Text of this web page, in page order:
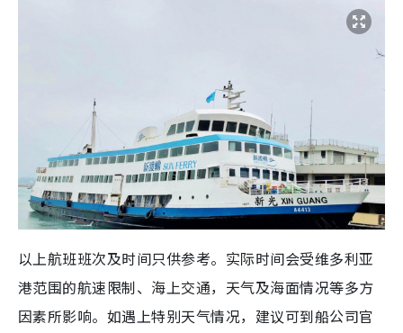
以上航班班次及时间只供参考。实际时间会受维多利亚
港范围的航速限制、海上交通，天气及海面情况等多方
因素所影响。如遇上特别天气情况，建议可到船公司官